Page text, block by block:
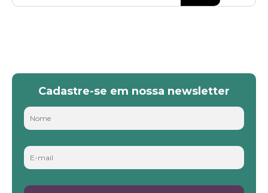
Cadastre-se em nossa newsletter